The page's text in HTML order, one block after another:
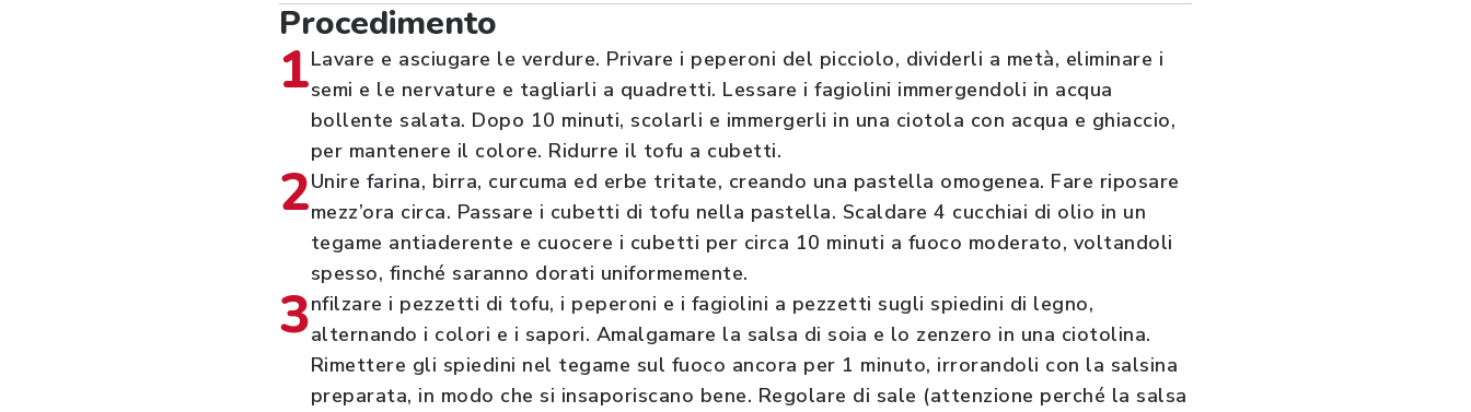
Procedimento
1Lavare e asciugare le verdure. Privare i peperoni del picciolo, dividerli a metà, eliminare i
semi e le nervature e tagliarli a quadretti. Lessare i fagiolini immergendoli in acqua
bollente salata. Dopo 10 minuti, scolarli e immergerli in una ciotola con acqua e ghiaccio,
per mantenere il colore. Ridurre il tofu a cubetti.
2Unire farina, birra, curcuma ed erbe tritate, creando una pastella omogenea. Fare riposare
mezz’ora circa. Passare i cubetti di tofu nella pastella. Scaldare 4 cucchiai di olio in un
tegame antiaderente e cuocere i cubetti per circa 10 minuti a fuoco moderato, voltandoli
spesso, finché saranno dorati uniformemente.
3nfilzare i pezzetti di tofu, i peperoni e i fagiolini a pezzetti sugli spiedini di legno,
alternando i colori e i sapori. Amalgamare la salsa di soia e lo zenzero in una ciotolina.
Rimettere gli spiedini nel tegame sul fuoco ancora per 1 minuto, irrorandoli con la salsina
preparata, in modo che si insaporiscano bene. Regolare di sale (attenzione perché la salsa